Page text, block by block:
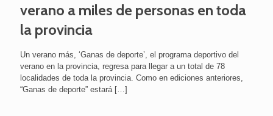
verano a miles de personas en toda
la provincia
Un verano más, ‘Ganas de deporte’, el programa deportivo del
verano en la provincia, regresa para llegar a un total de 78
localidades de toda la provincia. Como en ediciones anteriores,
“Ganas de deporte” estará […]